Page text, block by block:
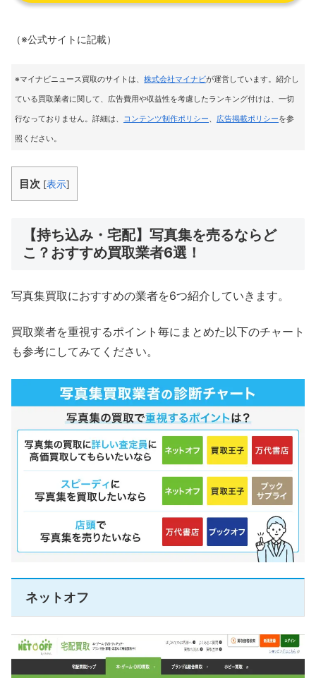
（※公式サイトに記載）
※マイナビニュース買取のサイトは、 株式会社マイナビが運営しています。紹介し
ている買取業者に関して、広告費用や収益性を考慮したランキング付けは、一切
行なっておりません。詳細は、 コンテンツ制作ポリシー、 広告掲載ポリシーを参
照ください。
目次 [表示]
【持ち込み・宅配】写真集を売るならど
こ？おすすめ買取業者6選！
写真集買取におすすめの業者を6つ紹介していきます。
買取業者を重視するポイント毎にまとめた以下のチャート
も参考にしてみてください。
ネットオフ